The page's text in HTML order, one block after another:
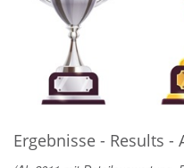
Ergebnisse - Results -